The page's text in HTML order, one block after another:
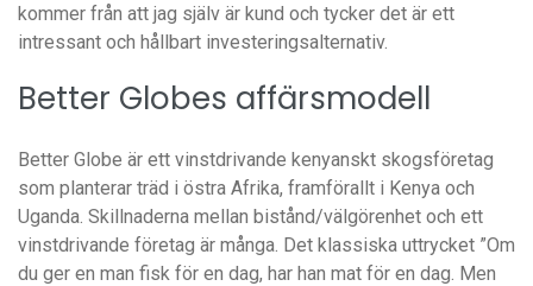
kommer från att jag själv är kund och tycker det är ett
intressant och hållbart investeringsalternativ.
Better Globes affärsmodell
Better Globe är ett vinstdrivande kenyanskt skogsföretag
som planterar träd i östra Afrika, framförallt i Kenya och
Uganda. Skillnaderna mellan bistånd/välgörenhet och ett
vinstdrivande företag är många. Det klassiska uttrycket ”Om
du ger en man fisk för en dag, har han mat för en dag. Men